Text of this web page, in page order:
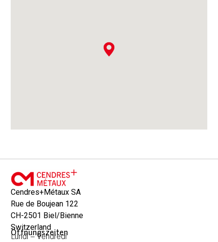
Cendres+Métaux SA
Rue de Boujean 122
CH-2501 Biel/Bienne
Switzerland
Öffnungszeiten
Lundi – Vendredi